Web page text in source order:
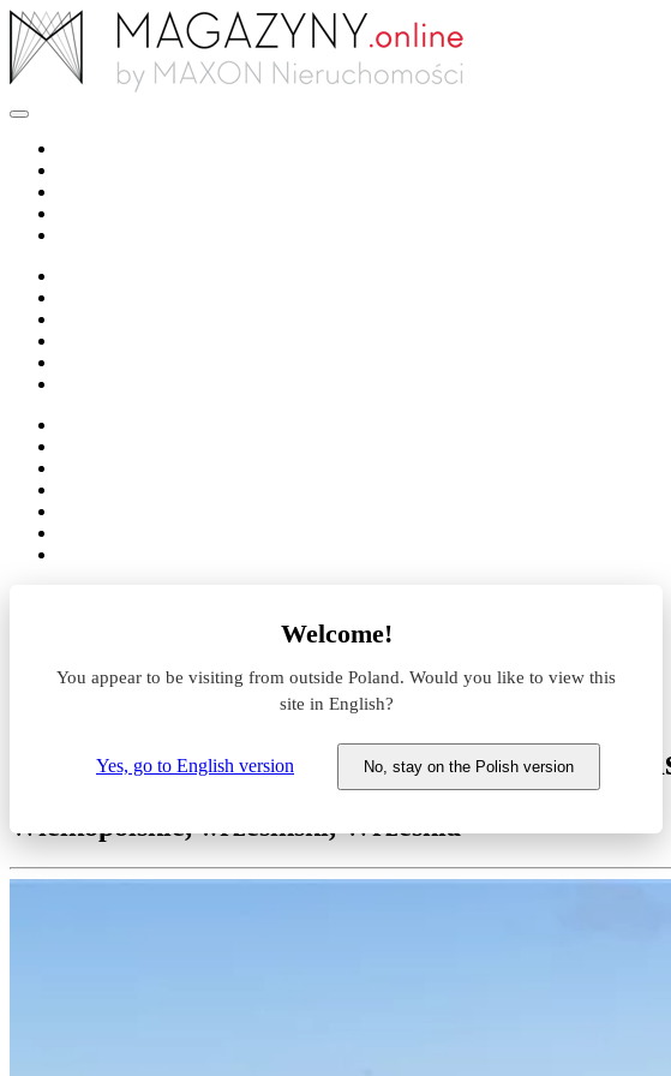
Welcome!
You appear to be visiting from outside Poland. Would you like to view this
site in English?
Yes, go to English version No, stay on the Polish version
Września
WLP Poznań East (Września)
Magazyn do wynajęcia WLP Poznań
Wielkopolskie, wrzesiński, Września